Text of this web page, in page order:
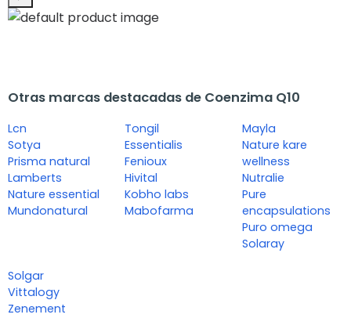
Otras marcas destacadas de Coenzima Q10
Lcn
Sotya
Prisma natural
Lamberts
Nature essential
Mundonatural
Tongil
Essentialis
Fenioux
Hivital
Kobho labs
Mabofarma
Mayla
Nature kare
wellness
Nutralie
Pure
encapsulations
Puro omega
Solaray
Solgar
Vittalogy
Zenement